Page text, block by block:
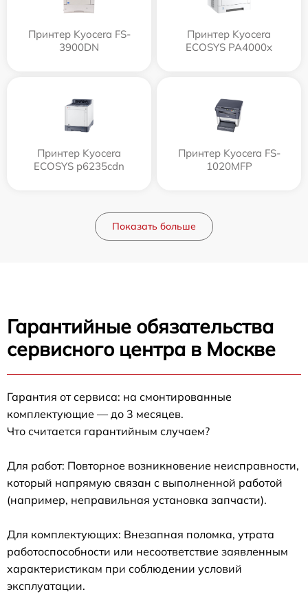
Принтер Kyocera FS-
3900DN
Принтер Kyocera
ECOSYS PA4000x
Принтер Kyocera
ECOSYS p6235cdn
Принтер Kyocera FS-
1020MFP
Показать больше
Гарантийные обязательства
сервисного центра в Москве
Гарантия от сервиса: на смонтированные
комплектующие — до 3 месяцев.
Что считается гарантийным случаем?
Для работ: Повторное возникновение неисправности,
который напрямую связан с выполненной работой
(например, неправильная установка запчасти).
Для комплектующих: Внезапная поломка, утрата
работоспособности или несоответствие заявленным
характеристикам при соблюдении условий
эксплуатации.